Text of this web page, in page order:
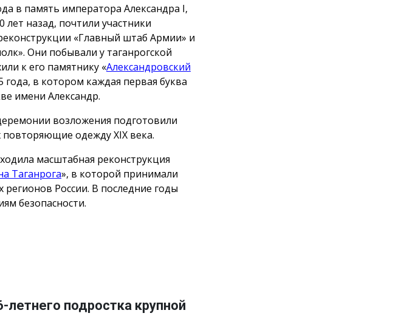
в память императора Александра I,
назад, почтили участники
«Главный штаб Армии» и
Они побывали у таганрогской
к его памятнику «Александровский
года, в котором каждая первая буква
имени Александр.
возложения подготовили
одежду ХIX века.
масштабная реконструкция
Таганрога», в которой принимали
регионов России. В последние годы
безопасности.
подростка крупной